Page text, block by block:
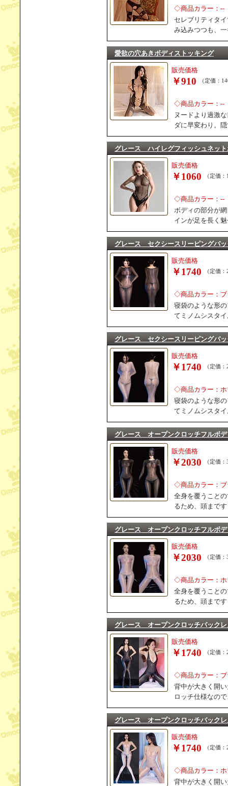
◇商品カラー：--
セレブリティタ
み込みつつも、
愛欲の穴あきボディストッキング
販売価格
￥910 （定価：
◇商品カラー：--
ヌードより過激
ダに早変わり。
グレース ハイレグフィッシュネッ
販売価格
￥1060 （定価
◇商品カラー：--
ボディの部分が
インが足を長く
グレース セクシースリーピングバ
販売価格
￥1740 （定価
◇商品カラー：ブ
寝袋のような形
てミノムシスタ
グレース セクシースリーピングバ
販売価格
￥1740 （定価
◇商品カラー：ホ
寝袋のような形
てミノムシスタ
グレース オープンクロッチフルボ
販売価格
￥2030 （定価
◇商品カラー：ブ
全身を覆うこと
るため、頭まで
グレース オープンクロッチフルボ
販売価格
￥2030 （定価
◇商品カラー：ホ
全身を覆うこと
るため、頭まで
グレース オープンクロッチバック
販売価格
￥1740 （定価
◇商品カラー：ブ
背中が大きく開
ロッチ仕様なの
グレース オープンクロッチバック
販売価格
￥1740 （定価
◇商品カラー：ホ
背中が大きく開